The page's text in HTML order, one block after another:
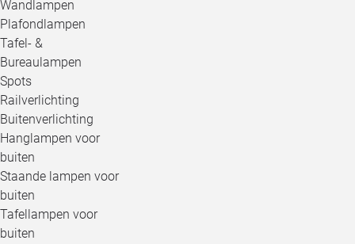
Wandlampen
Plafondlampen
Tafel- &
Bureaulampen
Spots
Railverlichting
Buitenverlichting
Hanglampen voor
buiten
Staande lampen voor
buiten
Tafellampen voor
buiten